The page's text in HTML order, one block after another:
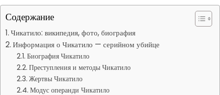
Содержание
Чикатило: википедия, фото, биография
Информация о Чикатило — серийном убийце
Биография Чикатило
Преступления и методы Чикатило
Жертвы Чикатило
Модус операнди Чикатило